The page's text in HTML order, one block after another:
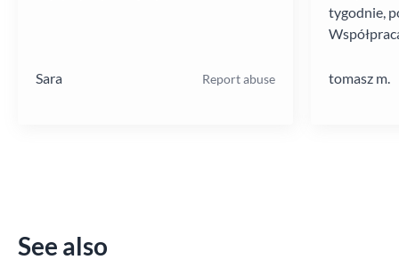
Sara Report abuse
tygodnie,
tomasz m.
See also